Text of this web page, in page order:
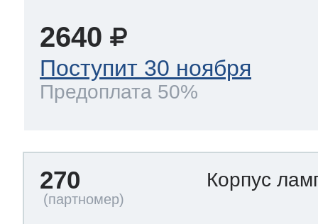
2640
Поступит 30 ноября
Предоплата 50%
270 Корпус